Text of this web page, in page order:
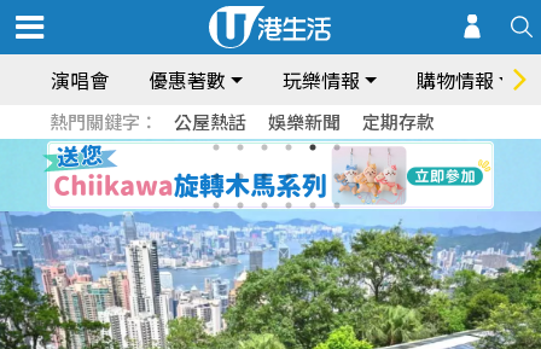
演唱會 優惠著數 玩樂情報 購物情報
熱門關鍵字： 公屋熱話 娛樂新聞 定期存款